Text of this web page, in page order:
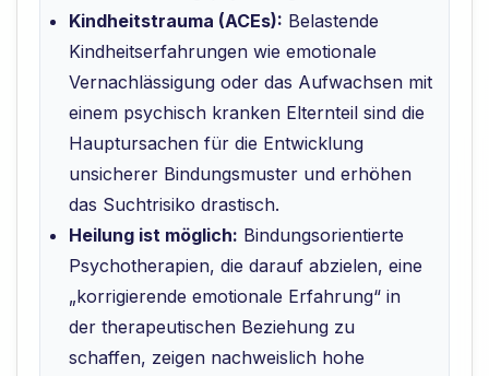
Kindheitstrauma (ACEs): Belastende
Kindheitserfahrungen wie emotionale
Vernachlässigung oder das Aufwachsen mit
einem psychisch kranken Elternteil sind die
Hauptursachen für die Entwicklung
unsicherer Bindungsmuster und erhöhen
das Suchtrisiko drastisch.
Heilung ist möglich: Bindungsorientierte
Psychotherapien, die darauf abzielen, eine
„korrigierende emotionale Erfahrung“ in
der therapeutischen Beziehung zu
schaffen, zeigen nachweislich hohe